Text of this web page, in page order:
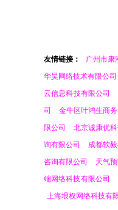
友情链接： 广州市康
华昊网络技术有限公司
云信息科技有限公司
司
金牛区叶鸿生商
限公司
北京诚康优
询有限公司
成都软
咨询有限公司
天气
端网络科技有限公司
上海垠权网络科技有